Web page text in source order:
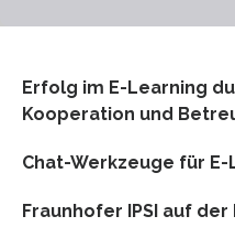
Erfolg im E-Learning
Kooperation und
Chat-Werkzeuge für
Fraunhofer IPSI auf